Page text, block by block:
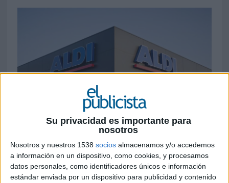
Su privacidad es importante para
nosotros
Nosotros y nuestros 1538 socios almacenamos y/o accedemos
a información en un dispositivo, como cookies, y procesamos
datos personales, como identificadores únicos e información
estándar enviada por un dispositivo para publicidad y contenido
12 DE MARZO DE 2019
La filial española de la red de agencias del
grupo Omnicom se encargará de toda la
creatividad de la marca